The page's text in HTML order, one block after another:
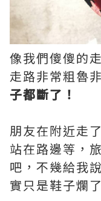
像我們傻傻的
走路非常粗魯
子都斷了！
朋友在附近走
站在路邊等，
吧，不幾給我
實只是鞋子爛